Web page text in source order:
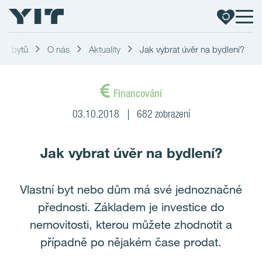
bytů O nás Aktuality Jak vybrat úvěr na bydlení?
Financování
03.10.2018 682 zobrazení
Jak vybrat úvěr na bydlení?
Vlastní byt nebo dům má své jednoznačné
přednosti. Základem je investice do
nemovitosti, kterou můžete zhodnotit a
případně po nějakém čase prodat.